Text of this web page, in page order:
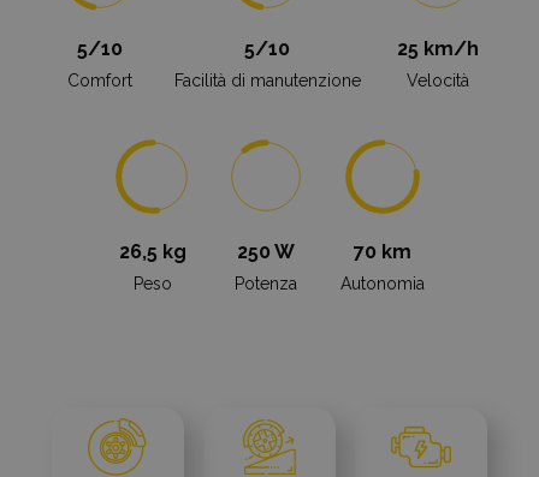
5/10
Comfort
5/10
Facilità di manutenzione
25 km/h
Velocità
26,5 kg
Peso
250 W
Potenza
70 km
Autonomia